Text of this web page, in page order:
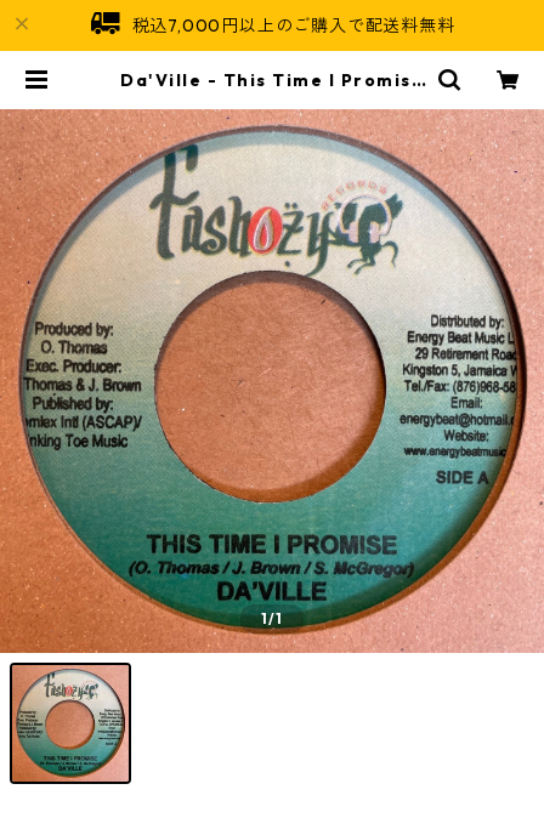
税込7,000円以上のご購入で配送料無料
Da'Ville - This Time I Promise
1/1